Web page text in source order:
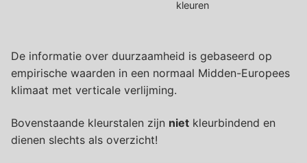
kleuren
De informatie over duurzaamheid is gebaseerd op
empirische waarden in een normaal Midden-Europees
klimaat met verticale verlijming.
Bovenstaande kleurstalen zijn niet kleurbindend en
dienen slechts als overzicht!